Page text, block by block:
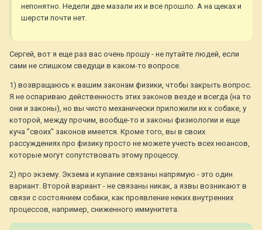
непонятно. Недели две мазали их и все прошло. А на щеках и
шерсти почти нет.
Сергей, вот я еще раз вас очень прошу - не путайте людей, если
сами не слишком сведущи в каком-то вопросе.
1) возвращаюсь к вашим законам физики, чтобы закрыть вопрос.
Я не оспариваю действенность этих законов везде и всегда (на то
они и законы), но вы чисто механически приложили их к собаке, у
которой, между прочим, вообще-то и законы физиологии и еще
куча "своих" законов имеется. Кроме того, вы в своих
рассуждениях про физику просто не можете учесть всех нюансов,
которые могут сопутствовать этому процессу.
2) про экзему. Экзема и купание связаны напрямую - это один
вариант. Второй вариант - не связаны никак, а язвы возникают в
связи с состоянием собаки, как проявление неких внутренних
процессов, например, сниженного иммунитета.